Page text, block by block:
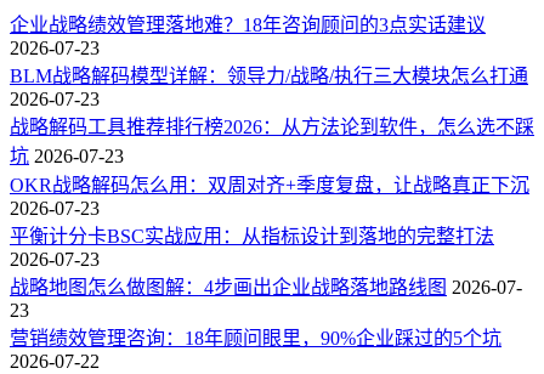
企业战略绩效管理落地难？18年咨询顾问的3点实话建议
2026-07-23
BLM战略解码模型详解：领导力/战略/执行三大模块怎么打通
2026-07-23
战略解码工具推荐排行榜2026：从方法论到软件，怎么选不踩
坑 2026-07-23
OKR战略解码怎么用：双周对齐+季度复盘，让战略真正下沉
2026-07-23
平衡计分卡BSC实战应用：从指标设计到落地的完整打法
2026-07-23
战略地图怎么做图解：4步画出企业战略落地路线图 2026-07-
23
营销绩效管理咨询：18年顾问眼里，90%企业踩过的5个坑
2026-07-22